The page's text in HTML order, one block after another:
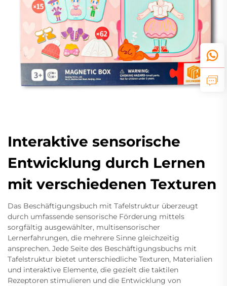
Interaktive sensorische
Entwicklung durch Lernen
mit verschiedenen Texturen
Das Beschäftigungsbuch mit Tafelstruktur überzeugt
durch umfassende sensorische Förderung mittels
sorgfältig ausgewählter, multisensorischer
Lernerfahrungen, die mehrere Sinne gleichzeitig
ansprechen. Jede Seite des Beschäftigungsbuchs mit
Tafelstruktur bietet unterschiedliche Texturen, Materialien
und interaktive Elemente, die gezielt die taktilen
Rezeptoren stimulieren und die Entwicklung von